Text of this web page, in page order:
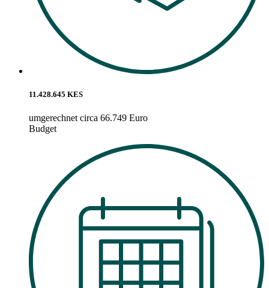
11.428.645 KES
umgerechnet circa 66.749 Euro
Budget